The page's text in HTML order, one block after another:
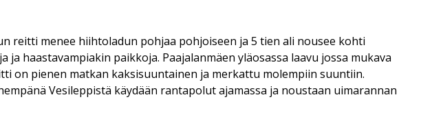
reitti menee hiihtoladun pohjaa pohjoiseen ja 5 tien ali nousee kohti
haastavampiakin paikkoja. Paajalanmäen yläosassa laavu jossa mukava
on pienen matkan kaksisuuntainen ja merkattu molempiin suuntiin.
Vesileppistä käydään rantapolut ajamassa ja noustaan uimarannan